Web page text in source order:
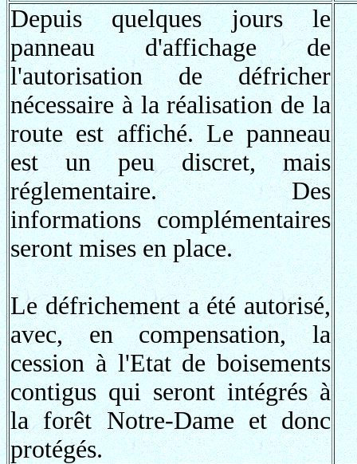
Depuis quelques jours le
panneau d'affichage de
l'autorisation de défricher
nécessaire à la réalisation de la
route est affiché. Le panneau
est un peu discret, mais
réglementaire. Des
informations complémentaires
seront mises en place.
Le défrichement a été autorisé,
avec, en compensation, la
cession à l'Etat de boisements
contigus qui seront intégrés à
la forêt Notre-Dame et donc
protégés.